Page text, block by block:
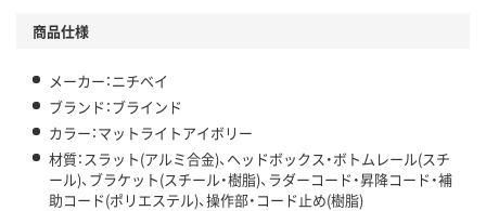
商品仕様
メーカー：ニチベイ
ブランド：ブラインド
カラー：マットライトアイボリー
材質：スラット(アルミ合金)、ヘッドボックス・ボトムレール(スチ
ール)、ブラケット(スチール・樹脂)、ラダーコード・昇降コード・補
助コード(ポリエステル)、操作部・コード止め(樹脂)